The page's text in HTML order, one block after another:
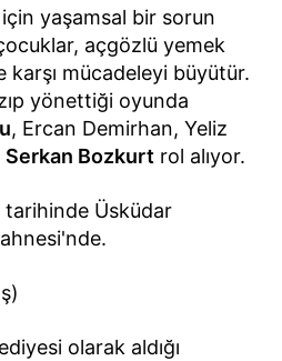
yaşamsal bir sorun
açgözlü yemek
karşı mücadeleyi büyütür.
yönettiği oyunda
, Ercan Demirhan, Yeliz
Serkan Bozkurt rol alıyor.
Üsküdar
olarak aldığı